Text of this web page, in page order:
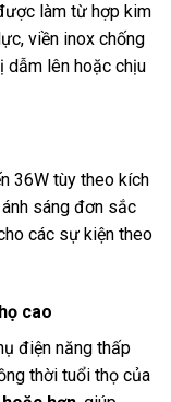
làm từ hợp kim
viền inox chống
dẫm lên hoặc chịu
36W tùy theo kích
sáng đơn sắc
các sự kiện theo
cao
điện năng thấp
thời tuổi thọ của